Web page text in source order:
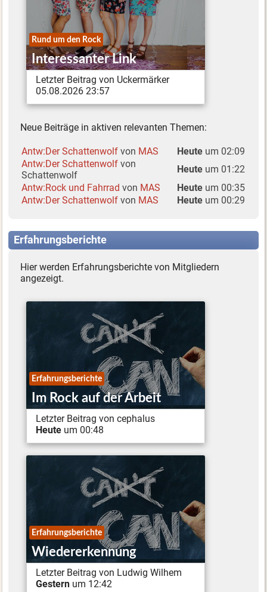
Rund um den Rock
Interessanter Link
Letzter Beitrag von Uckermärker
05.08.2026 23:57
Neue Beiträge in aktiven relevanten Themen:
Antw:Der Schattenwolf von MAS Heute um 02:09
Antw:Der Schattenwolf von
Schattenwolf
Heute um 01:22
Antw:Rock und Fahrrad von MAS Heute um 00:35
Antw:Der Schattenwolf von MAS Heute um 00:29
Erfahrungsberichte
Hier werden Erfahrungsberichte von Mitgliedern
angezeigt.
Erfahrungsberichte
Im Rock auf der Arbeit
Letzter Beitrag von cephalus
Heute um 00:48
Erfahrungsberichte
Wiedererkennung
Letzter Beitrag von Ludwig Wilhem
Gestern um 12:42